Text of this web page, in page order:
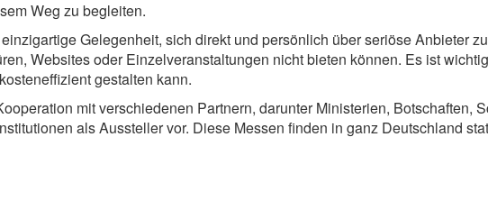
Weg zu begleiten.
Gelegenheit, sich direkt und persönlich über seriöse Anbieter
Websites oder Einzelveranstaltungen nicht bieten können. Es ist
gestalten kann.
mit verschiedenen Partnern, darunter Ministerien, Botschaften,
als Aussteller vor. Diese Messen finden in ganz Deutschland